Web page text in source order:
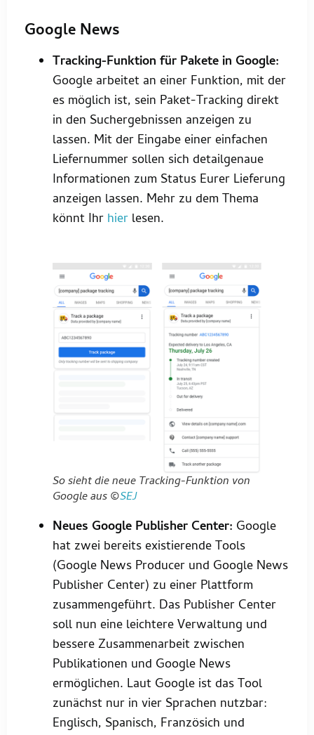
Google News
Tracking-Funktion für Pakete in Google:
Google arbeitet an einer Funktion, mit der
es möglich ist, sein Paket-Tracking direkt
in den Suchergebnissen anzeigen zu
lassen. Mit der Eingabe einer einfachen
Liefernummer sollen sich detailgenaue
Informationen zum Status Eurer Lieferung
anzeigen lassen. Mehr zu dem Thema
könnt Ihr hier lesen.
So sieht die neue Tracking-Funktion von
Google aus ©SEJ
Neues Google Publisher Center: Google
hat zwei bereits existierende Tools
(Google News Producer und Google News
Publisher Center) zu einer Plattform
zusammengeführt. Das Publisher Center
soll nun eine leichtere Verwaltung und
bessere Zusammenarbeit zwischen
Publikationen und Google News
ermöglichen. Laut Google ist das Tool
zunächst nur in vier Sprachen nutzbar:
Englisch, Spanisch, Französich und